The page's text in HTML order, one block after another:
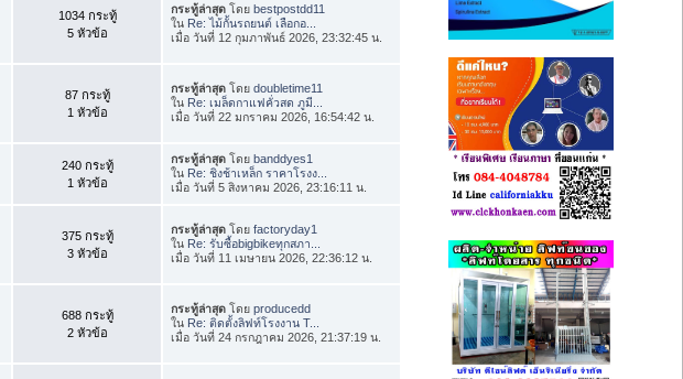
1034 กระทู้
5 หัวข้อ
กระทู้ล่าสุด โดยbestpostdd11
ใน Re: ไม้กั้นรถยนต์ เลือกอ...
เมื่อ วันที่ 12 กุมภาพันธ์ 2026, 23:32:45 น.
87 กระทู้
1 หัวข้อ
กระทู้ล่าสุด โดยdoubletime11
ใน Re: เมล็ดกาแฟคั่วสด ภูมี...
เมื่อ วันที่ 22 มกราคม 2026, 16:54:42 น.
240 กระทู้
1 หัวข้อ
กระทู้ล่าสุด โดยbanddyes1
ใน Re: ชิงช้าเหล็ก ราคาโรงง...
เมื่อ วันที่ 5 สิงหาคม 2026, 23:16:11 น.
375 กระทู้
3 หัวข้อ
กระทู้ล่าสุด โดยfactoryday1
ใน Re: รับซื้อbigbikeทุกสภา...
เมื่อ วันที่ 11 เมษายน 2026, 22:36:12 น.
688 กระทู้
2 หัวข้อ
กระทู้ล่าสุด โดยproducedd
ใน Re: ติดตั้งลิฟท์โรงงาน T...
เมื่อ วันที่ 24 กรกฎาคม 2026, 21:37:19 น.